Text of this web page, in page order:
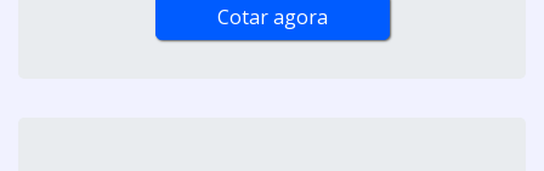
Cotar agora